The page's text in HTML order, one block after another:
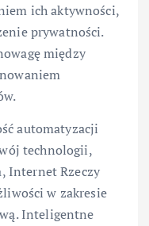
ich aktywności,
prywatności.
między
automatyzacji
technologii,
Internet Rzeczy
w zakresie
Inteligentne